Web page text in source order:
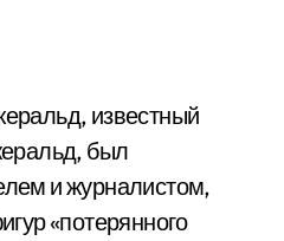
известный
был
и журналистом,
«потерянного